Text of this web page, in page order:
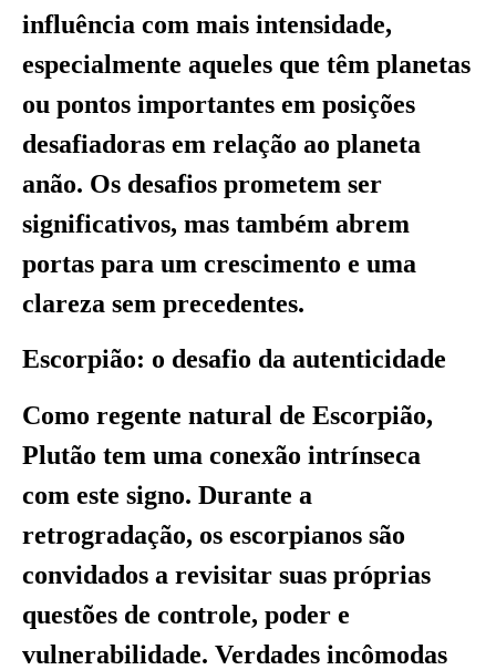
influência com mais intensidade,
especialmente aqueles que têm planetas
ou pontos importantes em posições
desafiadoras em relação ao planeta
anão. Os desafios prometem ser
significativos, mas também abrem
portas para um crescimento e uma
clareza sem precedentes.
Escorpião: o desafio da autenticidade
Como regente natural de Escorpião,
Plutão tem uma conexão intrínseca
com este signo. Durante a
retrogradação, os escorpianos são
convidados a revisitar suas próprias
questões de controle, poder e
vulnerabilidade. Verdades incômodas